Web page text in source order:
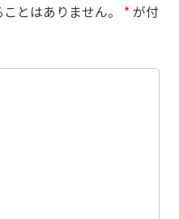
とはありません。 *が付